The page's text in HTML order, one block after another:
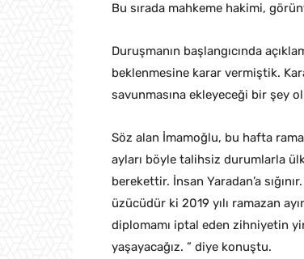
Bu sırada mahkeme hakimi,
Duruşmanın başlangıcında
beklenmesine karar vermiştik.
savunmasına ekleyeceği bir şey
Söz alan İmamoğlu, bu hafta
ayları böyle talihsiz durumlarla
berekettir. İnsan Yaradan’a
üzücüdür ki 2019 yılı ramazan
diplomamı iptal eden zihniyetin
yaşayacağız. ” diye konuştu.